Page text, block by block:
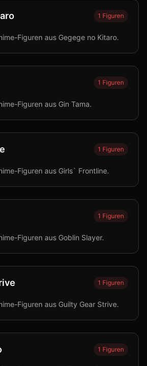
1 Figuren
Figuren aus Gegege no Kitaro.
1 Figuren
Figuren aus Gin Tama.
1 Figuren
Figuren aus Girls` Frontline.
1 Figuren
Figuren aus Goblin Slayer.
1 Figuren
Figuren aus Guilty Gear Strive.
1 Figuren